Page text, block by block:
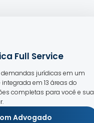
Full Service
jurídicas em um
em 13 áreas do
completas para você e sua
Advogado